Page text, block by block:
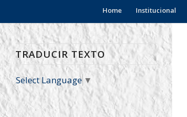
Home Institucional
TRADUCIR TEXTO
Select Language ▼